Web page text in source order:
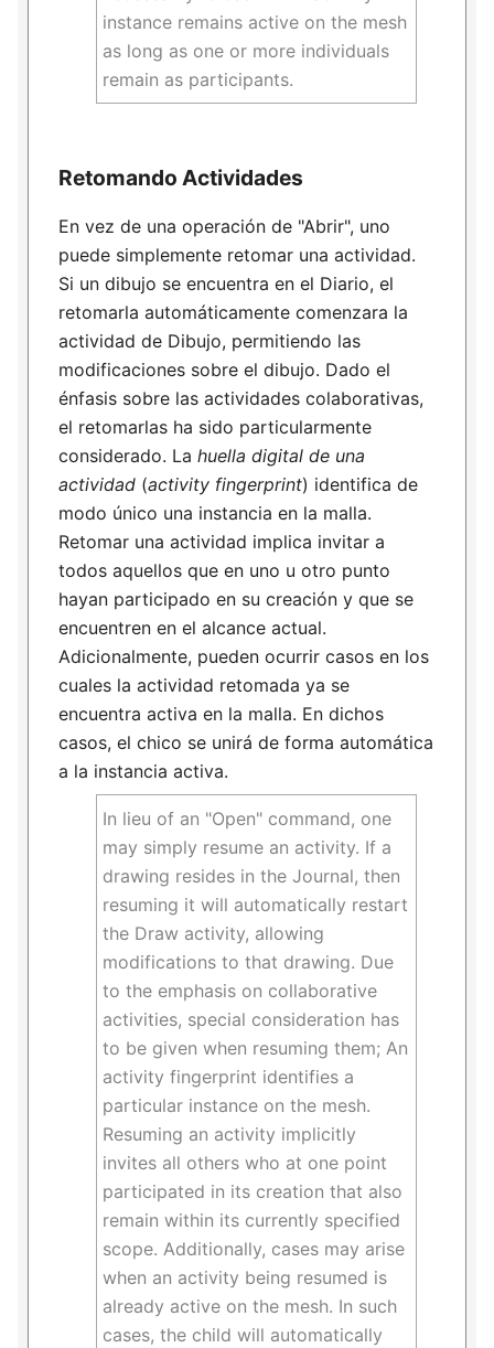
instance remains active on the mesh
as long as one or more individuals
remain as participants.
Retomando Actividades
En vez de una operación de "Abrir", uno
puede simplemente retomar una actividad.
Si un dibujo se encuentra en el Diario, el
retomarla automáticamente comenzara la
actividad de Dibujo, permitiendo las
modificaciones sobre el dibujo. Dado el
énfasis sobre las actividades colaborativas,
el retomarlas ha sido particularmente
considerado. La huella digital de una
actividad(activity fingerprint) identifica de
modo único una instancia en la malla.
Retomar una actividad implica invitar a
todos aquellos que en uno u otro punto
hayan participado en su creación y que se
encuentren en el alcance actual.
Adicionalmente, pueden ocurrir casos en los
cuales la actividad retomada ya se
encuentra activa en la malla. En dichos
casos, el chico se unirá de forma automática
a la instancia activa.
In lieu of an "Open" command, one
may simply resume an activity. If a
drawing resides in the Journal, then
resuming it will automatically restart
the Draw activity, allowing
modifications to that drawing. Due
to the emphasis on collaborative
activities, special consideration has
to be given when resuming them; An
activity fingerprint identifies a
particular instance on the mesh.
Resuming an activity implicitly
invites all others who at one point
participated in its creation that also
remain within its currently specified
scope. Additionally, cases may arise
when an activity being resumed is
already active on the mesh. In such
cases, the child will automatically